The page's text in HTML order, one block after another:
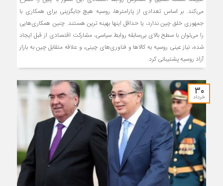
می‌کند. بر اساس تعدادی از پارامترها، روسیه هیچ جایگزینی برای همکاری با
جمهوری خلق چین ندارد، یا حداقل اینها بهینه ترین هستند. چنین همکاری‌هایی
را می‌توان با سطح بالای بی‌سابقه روابط سیاسی، مشارکت اقتصادی از قبل ایجاد
شده، نیاز عینی روسیه به کالاها و فناوری‌های چینی، و علاقه متقابل چین به بازار
آزاد روسیه پشتیبانی کرد.
۳۰
خرداد